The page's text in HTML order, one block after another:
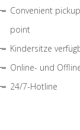
Convenient
point
Kindersitze
Online- und
24/7-Hotline